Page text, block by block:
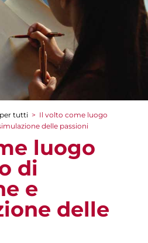
tutti > Il volto come luogo
delle passioni
luogo
di
e
delle